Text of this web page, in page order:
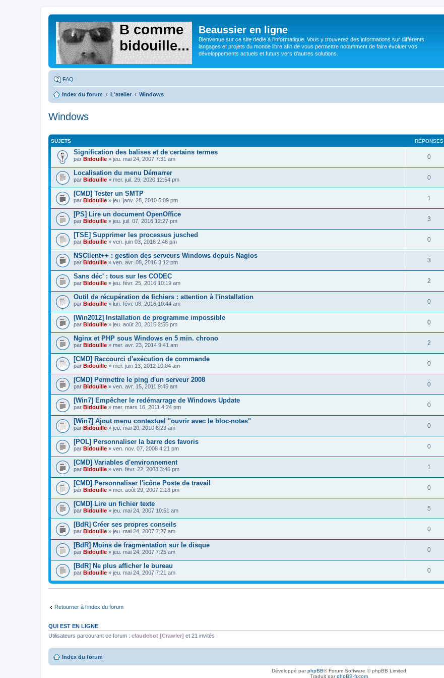
Beaussier en ligne
Bienvenue sur ce site dédié à l'informatique. Vous y trouverez des informations sur différents
langages et projets du monde libre afin de vous permettre notamment de faire évoluer vos
développements actuels et futurs vers d'autres solutions.
FAQ
Index du forum L'atelier Windows
Windows
SUJETS RÉPONSES
Signification des balises et de certains termes
par Bidouille » jeu. mai 24, 2007 7:31 am 0
Localisation du menu Démarrer
par Bidouille » mer. juil. 29, 2020 12:54 pm 0
[CMD] Tester un SMTP
par Bidouille » jeu. janv. 28, 2010 5:09 pm 1
[PS] Lire un document OpenOffice
par Bidouille » jeu. juil. 07, 2016 12:27 pm 3
[TSE] Supprimer les processus jusched
par Bidouille » ven. juin 03, 2016 2:46 pm 0
NSClient++ : gestion des serveurs Windows depuis Nagios
par Bidouille » ven. avr. 08, 2016 3:12 pm 3
Sans déc' : tous sur les CODEC
par Bidouille » jeu. févr. 25, 2016 10:19 am 2
Outil de récupération de fichiers : attention à l'installation
par Bidouille » lun. févr. 08, 2016 10:44 am 0
[Win2012] Installation de programme impossible
par Bidouille » jeu. août 20, 2015 2:55 pm 0
Nginx et PHP sous Windows en 5 min. chrono
par Bidouille » mer. avr. 23, 2014 9:41 am 2
[CMD] Raccourci d'exécution de commande
par Bidouille » mer. juin 13, 2012 10:04 am 0
[CMD] Permettre le ping d'un serveur 2008
par Bidouille » ven. avr. 15, 2011 9:45 am 0
[Win7] Empêcher le redémarrage de Windows Update
par Bidouille » mer. mars 16, 2011 4:24 pm 0
[Win7] Ajout menu contextuel "ouvrir avec le bloc-notes"
par Bidouille » jeu. mai 20, 2010 8:23 am 0
[POL] Personnaliser la barre des favoris
par Bidouille » ven. nov. 07, 2008 4:21 pm 0
[CMD] Variables d'environnement
par Bidouille » ven. févr. 22, 2008 3:46 pm 1
[CMD] Personnaliser l'icône Poste de travail
par Bidouille » mer. août 29, 2007 2:18 pm 0
[CMD] Lire un fichier texte
par Bidouille » jeu. mai 24, 2007 10:51 am 5
[BdR] Créer ses propres conseils
par Bidouille » jeu. mai 24, 2007 7:27 am 0
[BdR] Moins de fragmentation sur le disque
par Bidouille » jeu. mai 24, 2007 7:25 am 0
[BdR] Ne plus afficher le bureau
par Bidouille » jeu. mai 24, 2007 7:21 am 0
Retourner à l’index du forum
QUI EST EN LIGNE
Utilisateurs parcourant ce forum : claudebot [Crawler] et 21 invités
Index du forum
Développé parphpBB® Forum Software © phpBB Limited
Traduit parphpBB-fr.com